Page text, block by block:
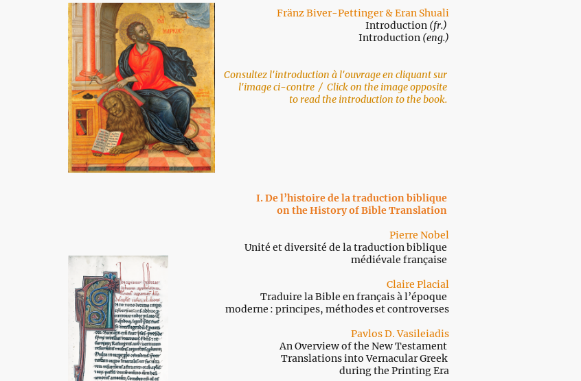
Fränz Biver-Pettinger & Eran Shuali
Introduction (fr.)
Introduction (eng.)
Consultez l'introduction à l'ouvrage en cliquant sur
l'image ci-contre / Click on the image opposite
to read the introduction to the book.
I. De l’histoire de la traduction biblique
on the History of Bible Translation
Pierre Nobel
Unité et diversité de la traduction biblique
médiévale française
Claire Placial
Traduire la Bible en français à l’époque
moderne : principes, méthodes et controverses
Pavlos D. Vasileiadis
An Overview of the New Testament
Translationsinto Vernacular Greek
during the Printing Era